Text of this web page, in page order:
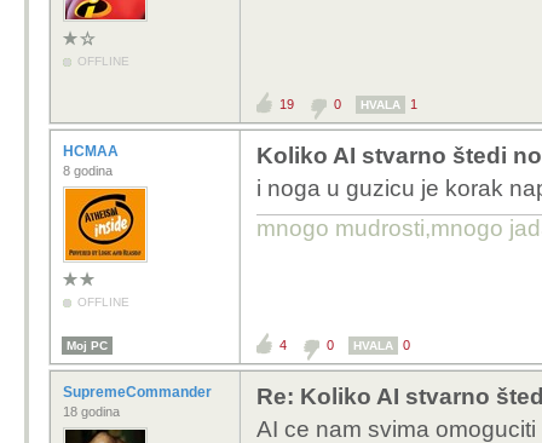
OFFLINE
19 0 HVALA 1
HCMAA
8 godina
OFFLINE
Koliko AI stvarno štedi
i noga u guzicu je korak
mnogo mudrosti,mnogo
Moj PC 4 0 HVALA 0
SupremeCommander
18 godina
Re: Koliko AI stvarno
AI ce nam svima